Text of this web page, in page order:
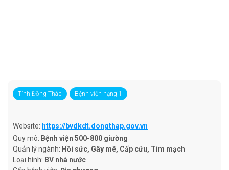
Tỉnh Đồng Tháp Bệnh viện hạng 1
Website: https://bvdkdt.dongthap.gov.vn
Quy mô: Bệnh viện 500-800 giường
Quản lý ngành: Hồi sức, Gây mê, Cấp cứu, Tim mạch
Loại hình: BV nhà nước